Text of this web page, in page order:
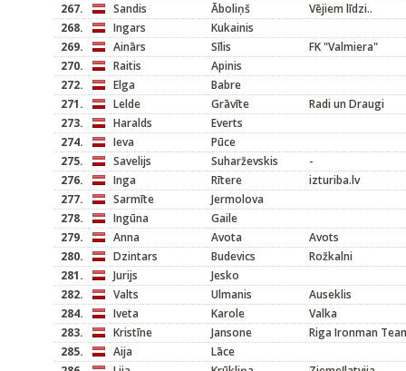
267.
Sandis Āboliņš
Vējiem līdzi..
268.
Ingars
Kukainis
269.
Ainārs Sīlis
FK "Valmiera"
270.
Raitis
Apinis
272.
Elga
Babre
271.
Lelde Grāvīte
Radi un Draugi
273.
Haralds
Everts
274.
Ieva
Pūce
275.
Savelijs Suharževskis
-
276.
Inga Rītere
izturiba.lv
277.
Sarmīte
Jermolova
278.
Ingūna
Gaile
279.
Anna Avota
Avots
280.
Dzintars Budevics
Rožkalni
281.
Jurijs
Jesko
282.
Valts Ulmanis
Auseklis
284.
Iveta Karole
Valka
283.
Kristīne Jansone
Riga Ironman
285.
Aija
Lāce